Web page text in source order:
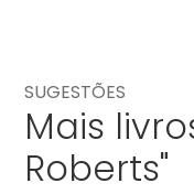
SUGESTÕES
Mais
Roberts"